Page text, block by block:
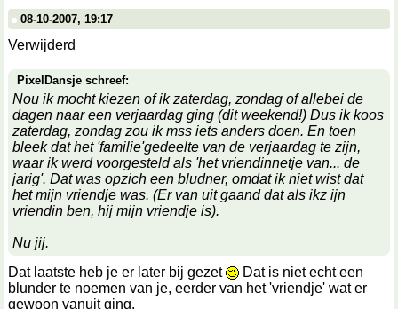
08-10-2007, 19:17
Verwijderd
PixelDansje schreef:
Nou ik mocht kiezen of ik zaterdag, zondag of allebei de
dagen naar een verjaardag ging (dit weekend!) Dus ik koos
zaterdag, zondag zou ik mss iets anders doen. En toen
bleek dat het 'familie'gedeelte van de verjaardag te zijn,
waar ik werd voorgesteld als 'het vriendinnetje van... de
jarig'. Dat was opzich een bludner, omdat ik niet wist dat
het mijn vriendje was. (Er van uit gaand dat als ikz ijn
vriendin ben, hij mijn vriendje is).
Nu jij.
Dat laatste heb je er later bij gezet
Dat is niet echt een
blunder te noemen van je, eerder van het 'vriendje' wat er
gewoon vanuit ging.